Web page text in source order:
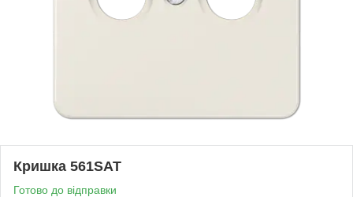
Кришка 561SAT
Готово до відправки